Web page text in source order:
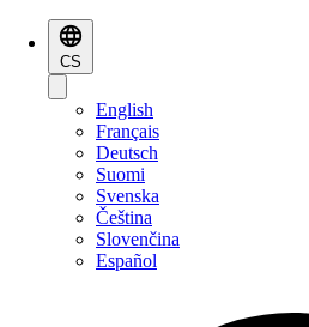
CS
English
Français
Deutsch
Suomi
Svenska
Čeština
Slovenčina
Español